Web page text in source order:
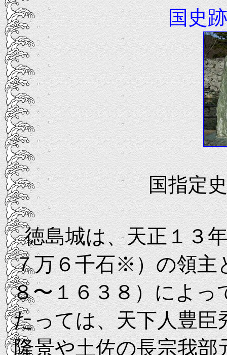
国史跡
国指定
徳島城は、天正１３年
７万６千石※）の領主
８〜１６３８）によっ
たっては、天下人豊臣
隆景や土佐の長宗我部